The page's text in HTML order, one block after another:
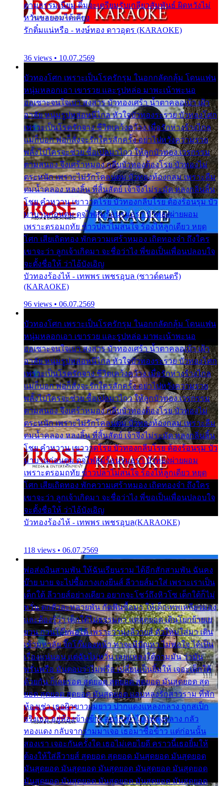
ตามธรรมเนียม ติ๋มจะเตรียมรับเกลียวสัมพันธ์ ผิดหวังไม่
หวั่นขอยอมได้เคียง
รักติ๋มแน่หรือ - หงษ์ทอง ดาวอุดร (KARAOKE)
36 views • 10.07.2569
บัวทองโศก เพราะเป็นโรครักรุม ในอกกลัดกลุ้ม โดนแฟน
หนุ่มหลอกเอา เขารวย และรูปหล่อ มาพะเน้าพะนอ
ออเซาะจนใจเบา สงสาร บัวทองเศร้า น้ำตาคลอเบ้า เฝ้า
อาลัย หนุ่มรูปหล่อหนีไกล หัวใจบัวทองระรวย บัวทองโศก
เพราะเป็นโรครักจาง ชีวิตเคว้งคว้าง เมื่อรักห่างร้างไกล
แม่ก็บอก พ่อก็สั่งจะรักใครสักครั้ง อย่าไปหวังความรวย
พลั้งไปใครจะช่วย ซื้อเปลมาไกว ให้ลูกบัวทอง เวรกรรม
ตามสนอง จึงเศร้าหมอง กลีบบัวทองต้องโรย บัวทองไม่
ตระหนัก เพราะไม่รักโคลนตม บัวทองท้องกลม เพราะลืม
ตมน้ำคลอง หลงลิ้น ที่สิ้นสัตย์ เจ้าจึงไม่ระมัด หลงกลิ่นลิ้น
โชย คำหวาน เขาวาดโรย บัวทองกลีบโรย ต้องร้อนรุม บัว
มาบานก่อนตูม ดุจไฟสุมร้อนรุมอุรา บัวทองผ่ายผอม
เพราะตรอมฤทัย ข้าวปลาไม่สนใจ ร้องไห้ลูกเดียว หยุด
โศก เสียเถิดทอง พักความเศร้าหมอง เถิดทองจ๋า ถึงใคร
เขาจะว่า ลูกเจ้าเกิดมา จะชื่อว่าไง พี่ขอเป็นเพื่อนปลอบใจ
จะตั้งชื่อให้ ว่าไอ้บังเอิญ
บัวทองร้องไห้ - เทพพร เพชรอุบล (ซาวด์ดนตรี)
(KARAOKE)
96 views • 06.07.2569
บัวทองโศก เพราะเป็นโรครักรุม ในอกกลัดกลุ้ม โดนแฟน
หนุ่มหลอกเอา เขารวย และรูปหล่อ มาพะเน้าพะนอ
ออเซาะจนใจเบา สงสาร บัวทองเศร้า น้ำตาคลอเบ้า เฝ้า
อาลัย หนุ่มรูปหล่อหนีไกล หัวใจบัวทองระรวย บัวทองโศก
เพราะเป็นโรครักจาง ชีวิตเคว้งคว้าง เมื่อรักห่างร้างไกล
แม่ก็บอก พ่อก็สั่งจะรักใครสักครั้ง อย่าไปหวังความรวย
พลั้งไปใครจะช่วย ซื้อเปลมาไกว ให้ลูกบัวทอง เวรกรรม
ตามสนอง จึงเศร้าหมอง กลีบบัวทองต้องโรย บัวทองไม่
ตระหนัก เพราะไม่รักโคลนตม บัวทองท้องกลม เพราะลืม
ตมน้ำคลอง หลงลิ้น ที่สิ้นสัตย์ เจ้าจึงไม่ระมัด หลงกลิ่นลิ้น
โชย คำหวาน เขาวาดโรย บัวทองกลีบโรย ต้องร้อนรุม บัว
มาบานก่อนตูม ดุจไฟสุมร้อนรุมอุรา บัวทองผ่ายผอม
เพราะตรอมฤทัย ข้าวปลาไม่สนใจ ร้องไห้ลูกเดียว หยุด
โศก เสียเถิดทอง พักความเศร้าหมอง เถิดทองจ๋า ถึงใคร
เขาจะว่า ลูกเจ้าเกิดมา จะชื่อว่าไง พี่ขอเป็นเพื่อนปลอบใจ
จะตั้งชื่อให้ ว่าไอ้บังเอิญ
บัวทองร้องไห้ - เทพพร เพชรอุบล(KARAOKE)
118 views • 06.07.2569
พ่อส่งเงินสามพัน ให้ฉันเรียนราม ได้อีกสักสามพัน ฉันคง
บ๊าย บาย จะไปซื้อกางเกงยีนส์ ลีวายส์มาใส่ เพราะเราเป็น
เด็กใต้ ลีวายส์อย่างเดียว อยากจะโชว์ถึงหิวโซ เด็กใต้ก็ไม่
หวั่น ตกตัวละหลายพัน กัดฟันซื้อมา ให้เด็กเทพเหลียวมอง
และต้องรู้ว่า เด็กใต้ไม่ธรรมดา แต่สุดยอด เดินโยกย้ายเย
ยวน กวนโอ๊ยพอได้ เพราะว่านุ่งลีวายส์ ตัวใหม่ใส่มา เดิน
เข้ามหาลัย จิ๊กโก๊มองหน้า ท่าจะมีปัญหา ไม่พอใจ ได้เป็น
เรื่องแน่นอน แต่ฉันไม่หวั่น เลยแหลงใต้ถามมัน ว่ามัน
พรั่นพรือ มันตอบว่าไม่พรื่อ เปลี่ยนเป็นยิ้มให้ เจอะเด็กใต้
ด้วยกัน ก็เลยรอด สุดยอด สุดยอด สุดยอด มันสุดยอด สุด
ยอด สุดยอด สุดยอด มันสุดยอด แอบหลงรักสาวราม ที่พัก
ห้องเช่า เธอผิวขาวผมยาว ปากแดงแหลงกลาง ถูกสเป็ก
จริงเธอ อยู่ห้องข้างข้าง อยากเข้าไปแหลงกลาง กลัว
ทองแดง กลับจากรามมาเจอ เธอมาซื้อข้าว แต่ก่อนนั้น
สองเรา เจอะกันครั้งใด เธอไม่เคยไยดี คราวนี้เธอยิ้มให้
ต้องให้ใส่ลีวายส์ สุดยอด สุดยอด มันสุดยอด มันสุดยอด
มันสุดยอด มันสุดยอด มันสุดยอด มันสุดยอด มันสุดยอด
มันสุดยอด มันสุดยอด มันสุดยอด มันสุดยอด มันสุดยอด